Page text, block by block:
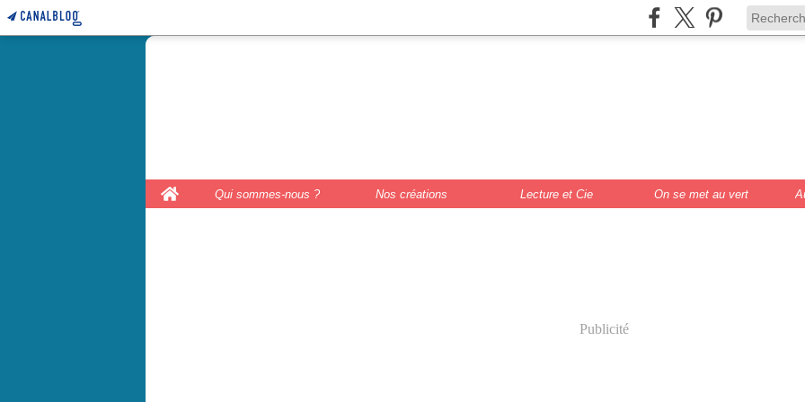
Home
Qui sommes-nous ? Nos créations Lecture et Cie On se met au vert
Publicité